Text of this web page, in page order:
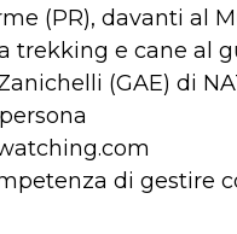
(PR), davanti al
trekking e cane al
(GAE) di
di gestire